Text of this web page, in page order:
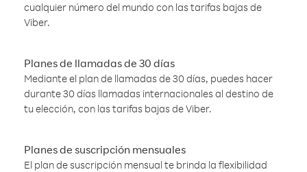
cualquier número del mundo con las tarifas bajas de
Viber.
Planes de llamadas de 30 días
Mediante el plan de llamadas de 30 días, puedes hacer
durante 30 días llamadas internacionales al destino de
tu elección, con las tarifas bajas de Viber.
Planes de suscripción mensuales
El plan de suscripción mensual te brinda la flexibilidad